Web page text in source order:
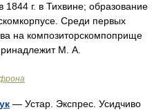
1844 г. в Тихвине; образование
Среди первых
на композиторскомпоприще
М. А.
— Устар. Экспрес. Усидчиво